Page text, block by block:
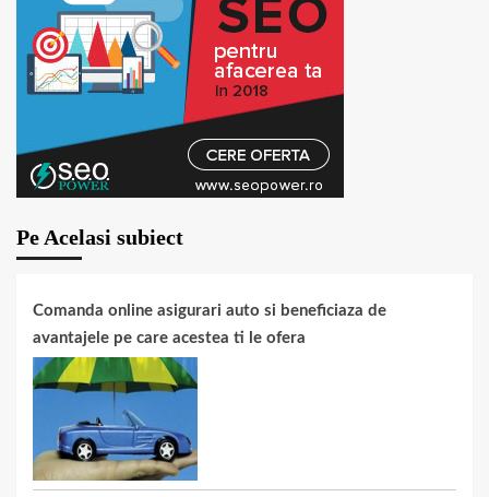
Pe Acelasi subiect
Comanda online asigurari auto si beneficiaza de
avantajele pe care acestea ti le ofera